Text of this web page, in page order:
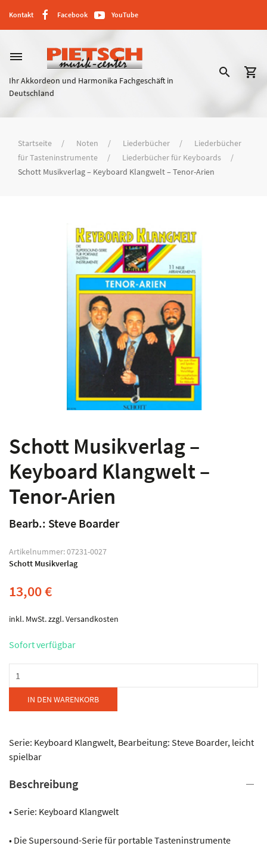
Kontakt Facebook YouTube
dehaze
Ihr Akkordeon und Harmonika Fachgeschäft in
Deutschland
search shopping_cart
Startseite Noten Liederbücher
Liederbücher
für Tasteninstrumente
Liederbücher für Keyboards
Schott Musikverlag – Keyboard Klangwelt – Tenor-Arien
Schott Musikverlag –
Keyboard Klangwelt –
Tenor-Arien
Bearb.: Steve Boarder
Artikelnummer:07231-0027
Schott Musikverlag
13,00€
inkl. MwSt.zzgl.Versandkosten
Sofort verfügbar
Musikverlag
Keyboard
-
Tenor-
Menge
IN DEN WARENKORB
Serie: Keyboard Klangwelt, Bearbeitung: Steve Boarder, leicht
spielbar
Beschreibung
• Serie: Keyboard Klangwelt
• Die Supersound-Serie für portable Tasteninstrumente